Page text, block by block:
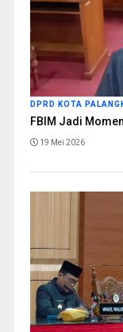
DPRD KOTA
FBIM Jadi
19 Mei 2026